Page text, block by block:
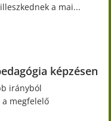
a mai...
képzésen
irányból
megfelelő